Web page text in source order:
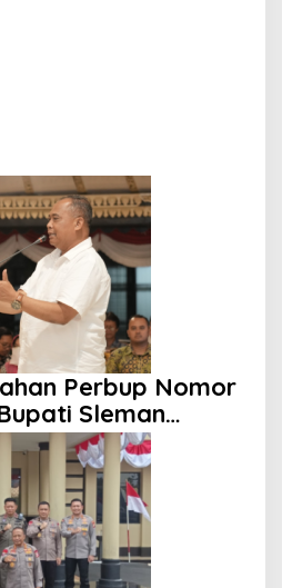
Perbup Nomor
Sleman
dan